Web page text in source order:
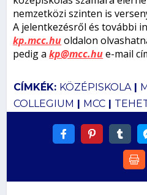
nemzetközi szinten is
A jelentkezésről és további
kp.mcc.huoldalon
pedig akp@mcc.hue-mail
CÍMKÉK: KÖZÉPISKOLA|
COLLEGIUM | MCC|